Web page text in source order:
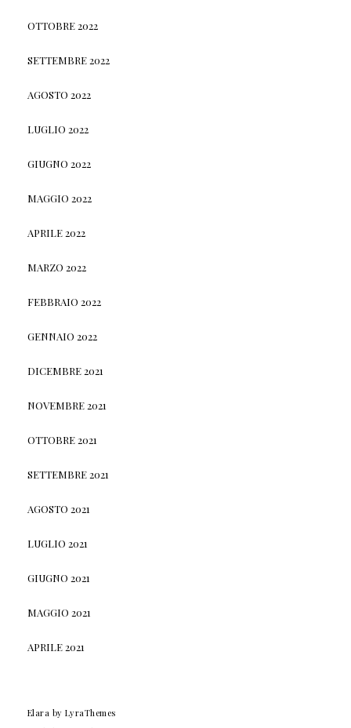
OTTOBRE 2022
SETTEMBRE 2022
AGOSTO 2022
LUGLIO 2022
GIUGNO 2022
MAGGIO 2022
APRILE 2022
MARZO 2022
FEBBRAIO 2022
GENNAIO 2022
DICEMBRE 2021
NOVEMBRE 2021
OTTOBRE 2021
SETTEMBRE 2021
AGOSTO 2021
LUGLIO 2021
GIUGNO 2021
MAGGIO 2021
APRILE 2021
Elara by LyraThemes